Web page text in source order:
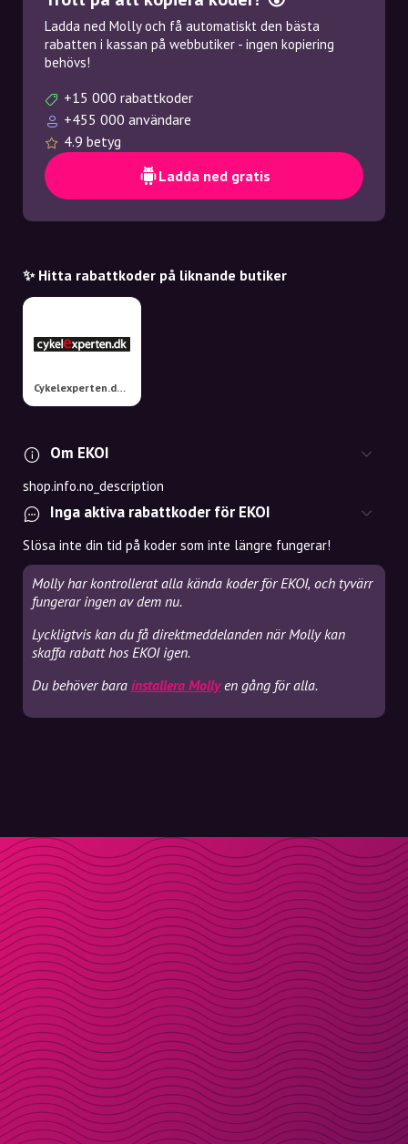
Ladda ned Molly och få automatiskt den bästa
rabatten i kassan på webbutiker - ingen kopiering
behövs!
+15 000 rabattkoder
+455 000 användare
4.9 betyg
Ladda ned gratis
✨ Hitta rabattkoder på liknande butiker
Cykelexperten.dk A/S MEGASTORE
Om EKOI
shop.info.no_description
Inga aktiva rabattkoder för EKOI
Slösa inte din tid på koder som inte längre fungerar!
Molly har kontrollerat alla kända koder för EKOI, och tyvärr
fungerar ingen av dem nu.
Lyckligtvis kan du få direktmeddelanden när Molly kan
skaffa rabatt hos EKOI igen.
Du behöver bara installera Mollyen gång för alla.